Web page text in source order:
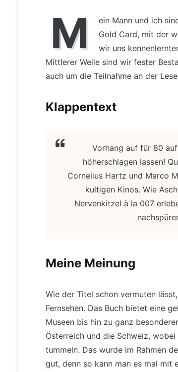
M
ein Mann und ich
Gold Card, mit der
wir uns
Mittlerer Weile sind wir fester
auch um die Teilnahme an der
Klappentext
Vorhang auf für 80
höherschlagen lassen!
Cornelius Hartz und Marco
kultigen Kinos. Wie
Nervenkitzel à la 007
Meine Meinung
Wie der Titel schon vermuten
Fernsehen. Das Buch bietet eine
Museen bis hin zu ganz
Österreich und die Schweiz,
tummeln. Das wurde im Rahmen
gut, denn so kann man es mal mit